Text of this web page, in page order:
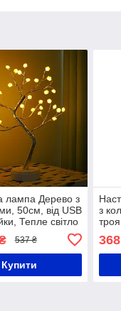
лампа Дерево з
50см, від USB
Тепле світло
світильник
537 ₴
Купити
з